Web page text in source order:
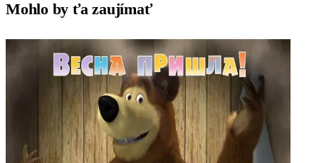
Mohlo by ťa zaujímať